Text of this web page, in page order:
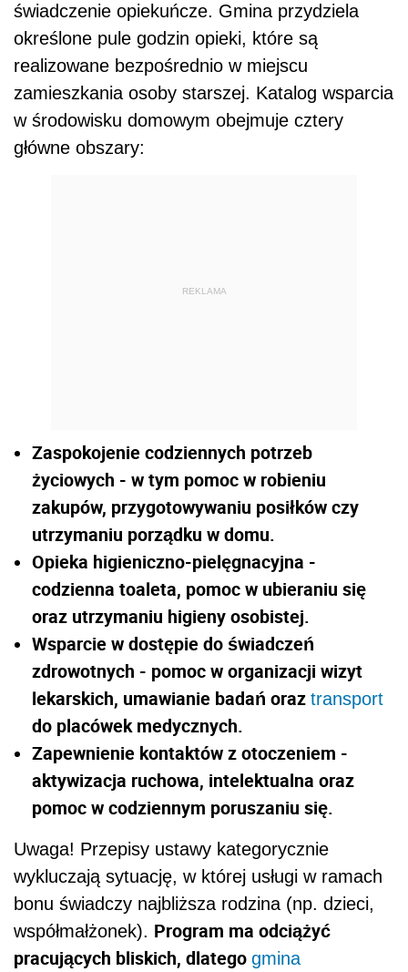
świadczenie opiekuńcze. Gmina przydziela
określone pule godzin opieki, które są
realizowane bezpośrednio w miejscu
zamieszkania osoby starszej. Katalog wsparcia
w środowisku domowym obejmuje cztery
główne obszary:
REKLAMA
Zaspokojenie codziennych potrzeb
życiowych - w tym pomoc w robieniu
zakupów, przygotowywaniu posiłków czy
utrzymaniu porządku w domu.
Opieka higieniczno-pielęgnacyjna -
codzienna toaleta, pomoc w ubieraniu się
oraz utrzymaniu higieny osobistej.
Wsparcie w dostępie do świadczeń
zdrowotnych - pomoc w organizacji wizyt
lekarskich, umawianie badań oraz transport
do placówek medycznych.
Zapewnienie kontaktów z otoczeniem -
aktywizacja ruchowa, intelektualna oraz
pomoc w codziennym poruszaniu się.
Uwaga! Przepisy ustawy kategorycznie
wykluczają sytuację, w której usługi w ramach
bonu świadczy najbliższa rodzina (np. dzieci,
współmałżonek). Program ma odciążyć
pracujących bliskich, dlatego gmina